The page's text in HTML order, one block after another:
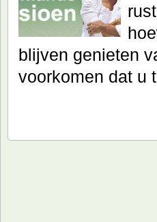
blijven genieten
voorkomen dat u